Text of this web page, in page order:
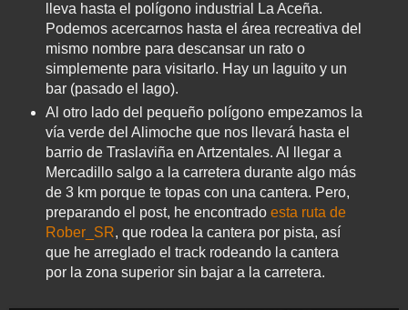
lleva hasta el polígono industrial La Aceña.
Podemos acercarnos hasta el área recreativa del
mismo nombre para descansar un rato o
simplemente para visitarlo. Hay un laguito y un
bar (pasado el lago).
Al otro lado del pequeño polígono empezamos la
vía verde del Alimoche que nos llevará hasta el
barrio de Traslaviña en Artzentales. Al llegar a
Mercadillo salgo a la carretera durante algo más
de 3 km porque te topas con una cantera. Pero,
preparando el post, he encontrado esta ruta de
Rober_SR, que rodea la cantera por pista, así
que he arreglado el track rodeando la cantera
por la zona superior sin bajar a la carretera.